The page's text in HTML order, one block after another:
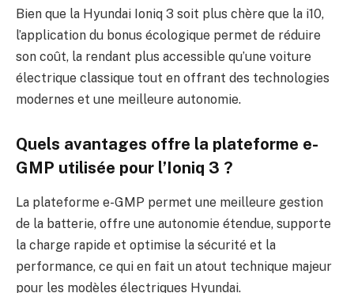
Bien que la Hyundai Ioniq 3 soit plus chère que la i10,
l’application du bonus écologique permet de réduire
son coût, la rendant plus accessible qu’une voiture
électrique classique tout en offrant des technologies
modernes et une meilleure autonomie.
Quels avantages offre la plateforme e-
GMP utilisée pour l’Ioniq 3 ?
La plateforme e-GMP permet une meilleure gestion
de la batterie, offre une autonomie étendue, supporte
la charge rapide et optimise la sécurité et la
performance, ce qui en fait un atout technique majeur
pour les modèles électriques Hyundai.